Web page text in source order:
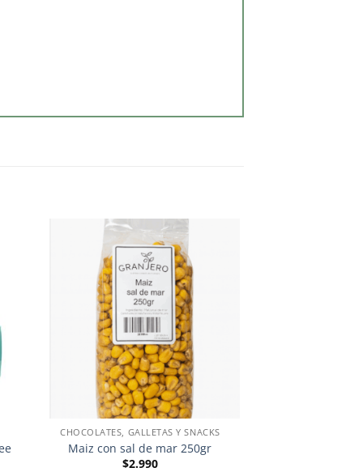
CHOCOLATES, GALLETAS Y SNACKS
Maiz con sal de mar 250gr
$2.990